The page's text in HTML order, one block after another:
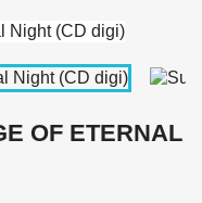
OF ETERNAL